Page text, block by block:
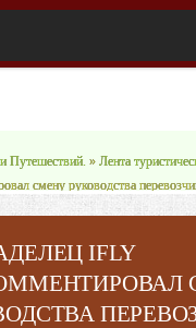
Путешествий. »Лента
смену руководства
IFLY